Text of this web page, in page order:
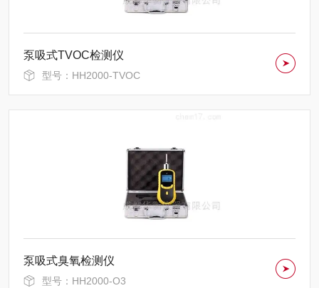
泵吸式TVOC检测仪
型号：HH2000-TVOC
泵吸式臭氧检测仪
型号：HH2000-O3